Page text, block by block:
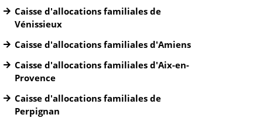
Caisse d'allocations familiales de
Vénissieux
Caisse d'allocations familiales d'Amiens
Caisse d'allocations familiales d'Aix-en-
Provence
Caisse d'allocations familiales de
Perpignan